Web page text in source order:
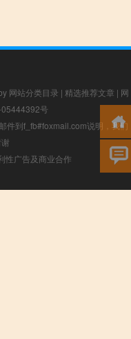
网站分类目录 | 精选推荐文章 | 网
号
件到f_fb#foxmail.com说明，我们
性广告及商业合作